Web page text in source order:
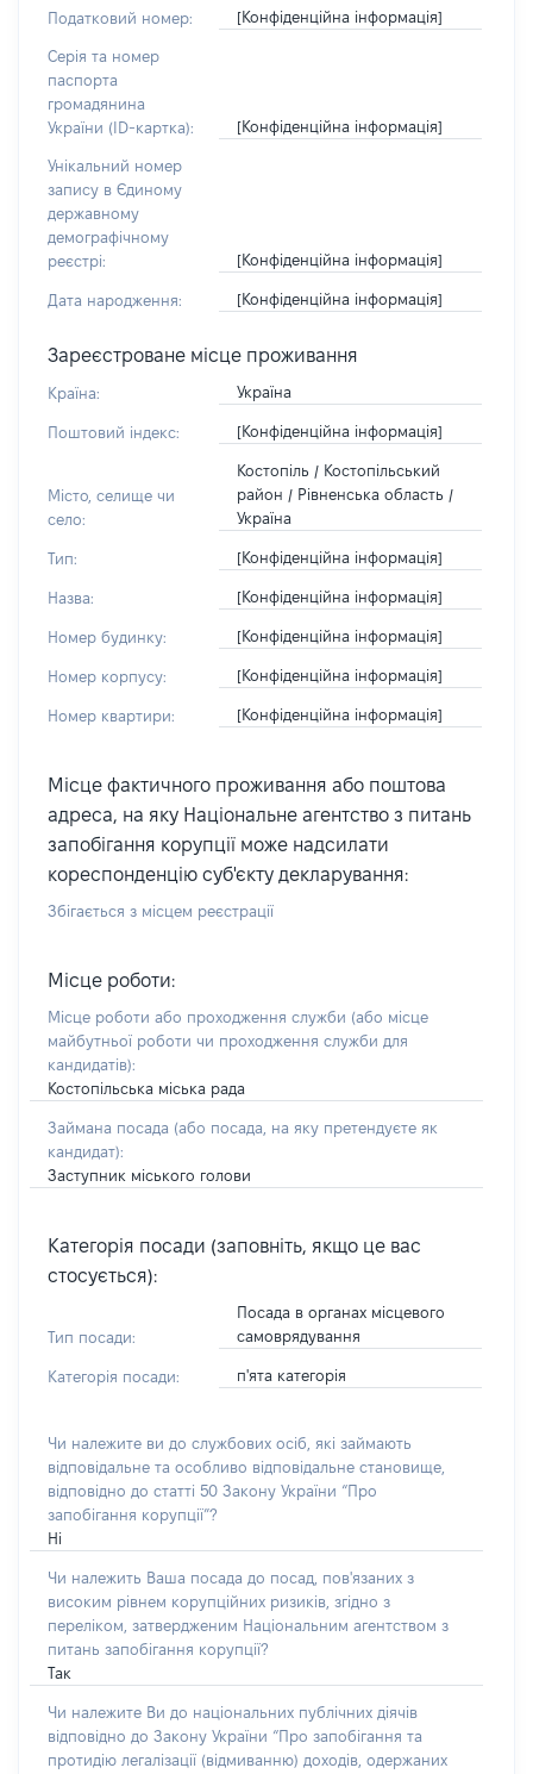
Податковий номер: [Конфіденційна інформація]
Серія та номер
паспорта
громадянина
України (ID-картка):
[Конфіденційна інформація]
Унікальний номер
запису в Єдиному
державному
демографічному
реєстрі:
[Конфіденційна інформація]
Дата народження: [Конфіденційна інформація]
Зареєстроване місце проживання
Країна: Україна
Поштовий індекс: [Конфіденційна інформація]
Місто, селище чи
село:
Костопіль / Костопільський
район / Рівненська область /
Україна
Тип: [Конфіденційна інформація]
Назва: [Конфіденційна інформація]
Номер будинку: [Конфіденційна інформація]
Номер корпусу: [Конфіденційна інформація]
Номер квартири: [Конфіденційна інформація]
Місце фактичного проживання або поштова
адреса, на яку Національне агентство з питань
запобігання корупції може надсилати
кореспонденцію суб'єкту декларування:
Збігається з місцем реєстрації
Місце роботи:
Місце роботи або проходження служби (або місце
майбутньої роботи чи проходження служби для
кандидатів):
Костопільська міська рада
Займана посада (або посада, на яку претендуєте як
кандидат):
Заступник міського голови
Категорія посади (заповніть, якщо це вас
стосується):
Тип посади:
Посада в органах місцевого
самоврядування
Категорія посади: п'ята категорія
Чи належите ви до службових осіб, які займають
відповідальне та особливо відповідальне становище,
відповідно до статті 50 Закону України “Про
запобігання корупції”?
Ні
Чи належить Ваша посада до посад, пов'язаних з
високим рівнем корупційних ризиків, згідно з
переліком, затвердженим Національним агентством з
питань запобігання корупції?
Так
Чи належите Ви до національних публічних діячів
відповідно до Закону України “Про запобігання та
протидію легалізації (відмиванню) доходів, одержаних